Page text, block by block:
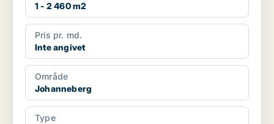
1 - 2 460 m2
Pris pr. md.
Inte angivet
Område
Johanneberg
Type